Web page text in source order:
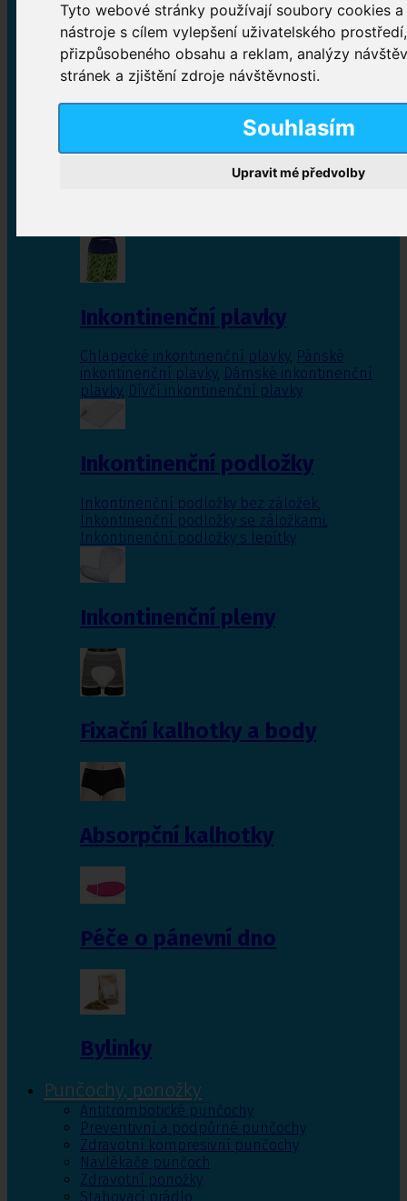
Tyto webové stránky používají soubory cookies
nástroje s cílem vylepšení uživatelského
přizpůsobeného obsahu a reklam, analýzy
stránek a zjištění zdroje návštěvnosti.
Souhlasím
Upravit mé předvolby
Inkontinenční kalhotky
Plenkové kalhotky navlékací,Plenkové kalhotky
zalepovací,Inkontinenční kalhotky dámské
Inkontinenční vložky
Inkontinenční plavky
Chlapecké inkontinenční plavky, Pánské
inkontinenční plavky, Dámské inkontinenční
plavky, Dívčí inkontinenční plavky
Inkontinenční podložky
Inkontinenční podložky bez záložek,
Inkontinenční podložky se záložkami,
Inkontinenční podložky s lepítky
Inkontinenční pleny
Fixační kalhotky a body
Absorpční kalhotky
Péče o pánevní dno
Bylinky
Punčochy, ponožky
Antitrombotické punčochy
Preventivní a podpůrné punčochy
Zdravotní kompresivní punčochy
Navlékače punčoch
Zdravotní ponožky
Stahovací prádlo